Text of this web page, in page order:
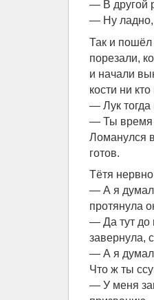
— В другой
— Ну ладно,
Так и пошёл
порезали,
и начали
кости ни
— Лук
— Ты время
Ломанулся
готов.
Тётя
— А я
протянула
— Да тут до
завернула,
— А я
Что ж ты
— У меня